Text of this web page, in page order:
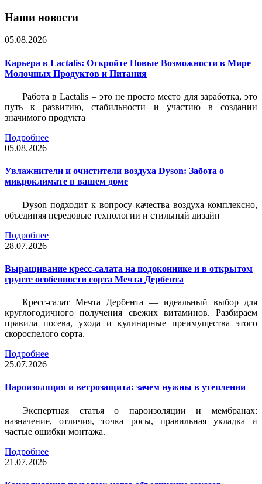
Наши новости
05.08.2026
Карьера в Lactalis: Откройте Новые Возможности в Мире
Молочных Продуктов и Питания
Работа в Lactalis – это не просто место для заработка, это
путь к развитию, стабильности и участию в создании
значимого продукта
Подробнее
05.08.2026
Увлажнители и очистители воздуха Dyson: Забота о
микроклимате в вашем доме
Dyson подходит к вопросу качества воздуха комплексно,
объединяя передовые технологии и стильный дизайн
Подробнее
28.07.2026
Выращивание кресс-салата на подоконнике и в открытом
грунте особенности сорта Мечта Дербента
Кресс-салат Мечта Дербента — идеальный выбор для
круглогодичного получения свежих витаминов. Разбираем
правила посева, ухода и кулинарные преимущества этого
скороспелого сорта.
Подробнее
25.07.2026
Пароизоляция и ветрозащита: зачем нужны в утеплении
Экспертная статья о пароизоляции и мембранах:
назначение, отличия, точка росы, правильная укладка и
частые ошибки монтажа.
Подробнее
21.07.2026